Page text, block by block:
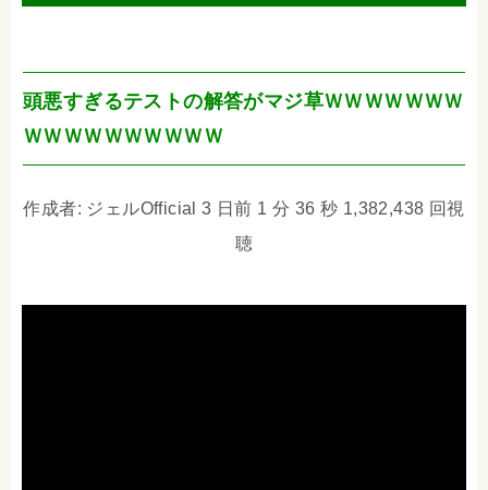
頭悪すぎるテストの解答がマジ草ＷＷＷＷＷＷＷ
ＷＷＷＷＷＷＷＷＷＷ
作成者: ジェルOfficial 3 日前 1 分 36 秒 1,382,438 回視
聴